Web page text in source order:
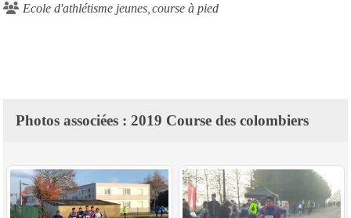
Ecole d'athlétisme jeunes course à pied
Photos associées : 2019 Course des colombiers